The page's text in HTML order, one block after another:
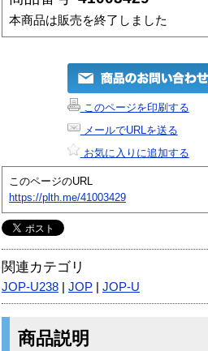
本商品は販売を終了しました
このページを印刷する
メールでURLを送る
お気に入りに追加する
このページのURL
https://plth.me/41003429
関連カテゴリ
JOP-U238 JOP JOP-U
商品説明